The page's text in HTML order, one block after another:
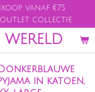
WERELD
vanaf €75
outlet collectie
in katoen,